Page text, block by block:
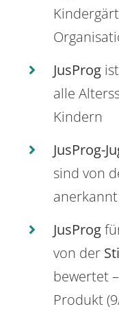
JusProg
alle
Kindern
JusProg-
sind von
anerkannt
JusProg
von der
bewertet
Produkt